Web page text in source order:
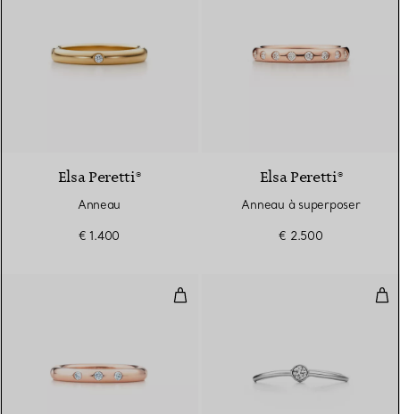
Elsa Peretti®
Anneau
€ 1.400
Elsa Peretti®
Anneau à superposer
€ 2.500
Anneau empilable